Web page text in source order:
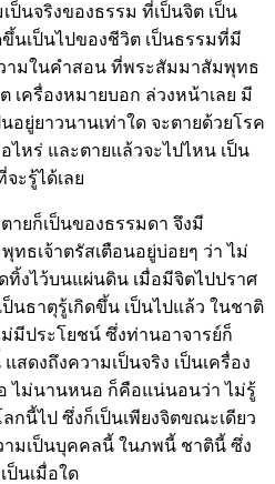
ป็นจริงของธรรม ที่เป็นจิต เป็น
นเป็นไปของชีวิต เป็นธรรมที่มี
ามในคำสอน ที่พระสัมมาสัมพุทธ
เครื่องหมายบอก ล่วงหน้าเลย มี
อยู่ยาวนานเท่าใด จะตายด้วยโรค
ไหร่ และตายแล้วจะไปไหน เป็น
ะรู้ได้เลย
ายก็เป็นของธรรมดา จึงมี
ธเจ้าตรัสเตือนอยู่บ่อยๆ ว่า ไม่
งไว้บนแผ่นดิน เมื่อมีจิตไปปราศ
นธาตุรู้เกิดขึ้น เป็นไปแล้ว ในชาติ
มีประโยชน์ ซึ่งท่านอาจารย์ก็
สดงถึงความเป็นจริง เป็นเครื่อง
ไม่นานหนอ ก็คือแน่นอนว่า ไม่รู้
กนี้ไป ซึ่งก็เป็นเพียงจิตขณะเดียว
มเป็นบุคคลนี้ ในภพนี้ ชาตินี้ ซึ่ง
ป็นเมื่อใด